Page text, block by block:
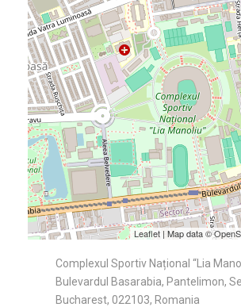
Leaflet | Map data ©
Complexul Sportiv Național “Lia
Bulevardul Basarabia, Pantelimon,
Bucharest, 022103, Romania